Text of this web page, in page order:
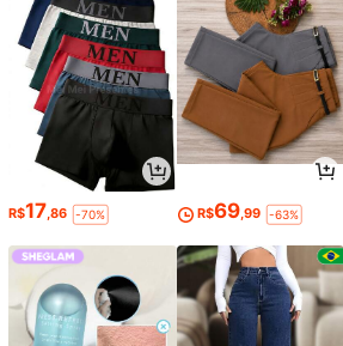
R$17,86 -70% R$69,99 -63%